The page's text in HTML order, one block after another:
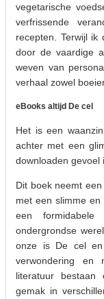
vegetarische
verfrissende
recepten. Terwijl
door de vaardige
weven van
verhaal zowel
eBooks altijd De cel
Het is een
achter met een
downloaden gevoel
Dit boek neemt
met een slimme
een
ondergrondse
onze is De cel
verwondering en
literatuur
gemak in